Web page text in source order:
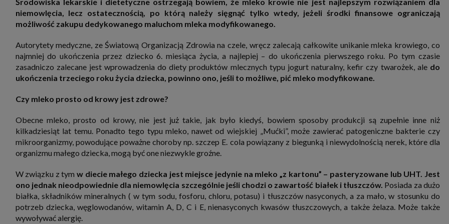
zbierania i przetwarzania danych osobowych w celu personalizowania treści i reklam oraz analizowania
stronach, aplikacjach i w Internecie. W ten sposób technologię tę wykorzystują również podmioty z
SAGIER oraz nasi Zaufani Partnerzy, którzy także chcą dopasowywać reklamy do Twoich preferencji.
dane informatyczne zapisywane w plikach i przechowywane na Twoim urządzeniu końcowym (tj. twój
urządzenia, podczas gdy odwiedzasz strony w Internecie. Szczegółową informację na temat plików
funkcjonowania znajdzieszpod tym linkiem. Pod tym linkiem znajdziesz także informację o tym jak
ustawienia przeglądarki, aby ograniczyć lub wyłączyć funkcjonowanie plików cookies itp. oraz jak
pliki z Twojego urządzenia.
Twoje uprawnienia
2. Masz również prawo żądania dostępu do Twoich danych osobowych, ich sprostowania,
ograniczenia przetwarzania, prawo do przeniesienia danych, wyrażenia sprzeciwu wobec przetwarzania
oraz prawo do wniesienia skargi do organu nadzorczego, którym w Polsce jest Prezes Urzędu Ochrony
Osobowych.
uprawnień.
niemowlęcia, lecz ostatecznością, po którą należy sięgnąć tylko wtedy, jeżeli środki finansowe ograniczają
możliwość zakupu dedykowanego maluchom mleka modyfikowanego.
Autorytety medyczne, ze Światową Organizacją Zdrowia na czele, wręcz zalecają całkowite unikanie mleka krowiego, co
najmniej do ukończenia przez dziecko 6. miesiąca życia, a najlepiej – do ukończenia pierwszego roku. Po tym czasie
zasadniczo zalecane jest wprowadzenia do diety produktów mlecznych typu jogurt naturalny, kefir czy twarożek, ale do
ukończenia trzeciego roku życia dziecka, powinno ono, jeśli to możliwe, pić mleko modyfikowane.
Czy mleko prosto od krowy jest zdrowe?
Obecne mleko, prosto od krowy, nie jest już takie, jak było kiedyś, bowiem sposoby produkcji są zupełnie inne niż
kilkadziesiąt lat temu. Ponadto tego typu mleko, nawet od wiejskiej „Mućki”, może zawierać patogeniczne bakterie czy
mikroorganizmy, powodujące poważne choroby np. szczep E. cola powiązany z biegunką i niewydolnością nerek, które dla
organizmu małego dziecka, mogą być one niezwykle groźne.
W związku z tymw diecie małego dziecka jest miejsce jedynie na mleko „z kartonu” – pasteryzowane lub UHT. Jest
ono jednak nieodpowiednie dla niemowlęcia szczególnie jeśli chodzi o zawartość białek i tłuszczów. Posiada za dużo
białka, składników mineralnych ( w tym sodu, fosforu, chloru, potasu) i tłuszczów nasyconych, a za mało, w stosunku do
potrzeb dziecka, węglowodanów, witamin A, D, C i E, nienasyconych kwasów tłuszczowych, a także żelaza. Może także
wywoływać alergię.